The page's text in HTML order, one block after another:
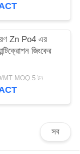
Zn Po4 এর
জিংকের
MT MOQ:5 টন
সব